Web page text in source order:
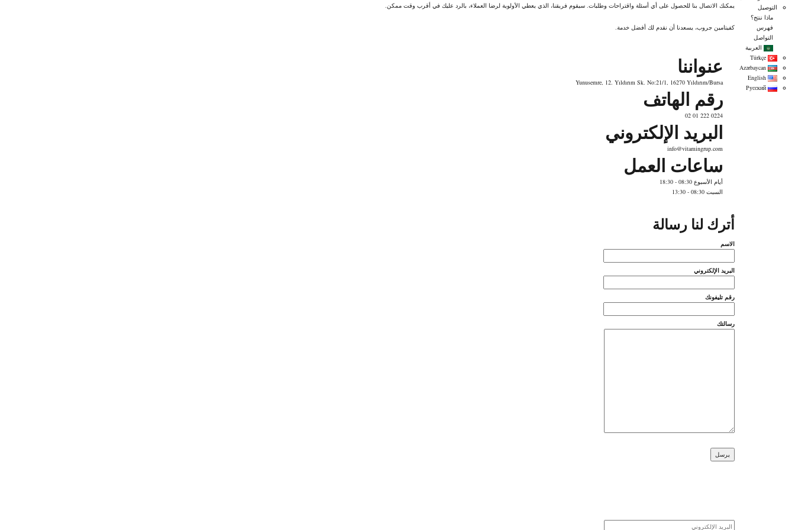
التوصيل
ماذا ننتج؟
فهرس
التواصل
العربية
Türkçe
Azərbaycan
English
Русский
يمكنك الاتصال بنا للحصول على أي أسئلة واقتراحات وطلبات. سيقوم فريقنا، الذي يعطي الأولوية لرضا العملاء، بالرد عليك في أقرب وقت ممكن.
كفيتامين جروب، يسعدنا أن نقدم لك أفضل خدمة.
عنواننا
Yunusemre, 12. Yıldırım Sk. No:21/1, 16270 Yıldırım/Bursa
رقم الهاتف
0224 222 01 02
البريد الإلكتروني
info@vitamingrup.com
ساعات العمل
أيام الأسبوع 08:30 - 18:30
السبت 08:30 - 13:30
أترك لنا رسالة
الاسم
البريد الإلكتروني
رقم تليفونك
رسالتك